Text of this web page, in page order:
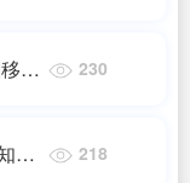
民
230
的
218